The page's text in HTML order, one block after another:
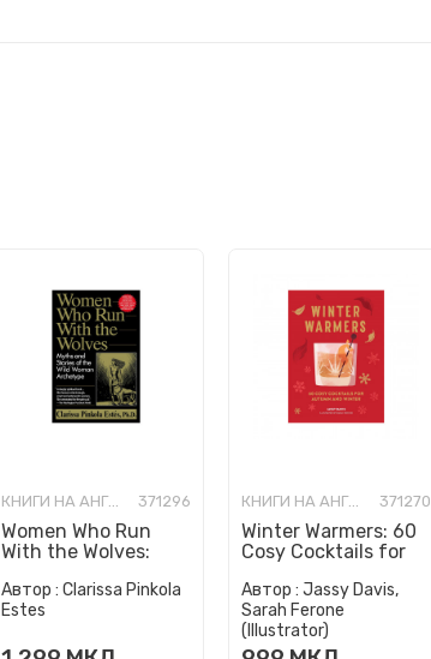
КНИГИ НА АНГЛИСКИ ЈАЗИК 371296
Women Who Run
With the Wolves:
the Wild Woman
Archetype
Автор : Clarissa Pinkola
Estes
КНИГИ НА АНГЛИСКИ ЈАЗИК 371270
Winter Warmers: 60
Cosy Cocktails for
Автор : Jassy Davis,
Sarah Ferone
(Illustrator)